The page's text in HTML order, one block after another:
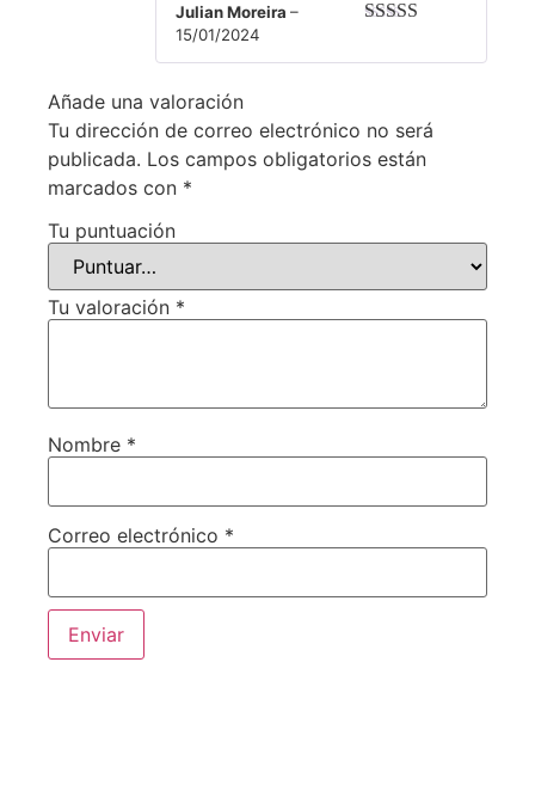
5de 5
Julian Moreira –
15/01/2024
Añade una valoración
Tu dirección de correo electrónico no será
publicada. Los campos obligatorios están
marcados con *
Tu puntuación
Tu valoración *
Nombre *
Correo electrónico *